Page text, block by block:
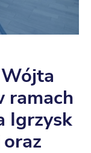
Wójta
ramach
Igrzysk
oraz